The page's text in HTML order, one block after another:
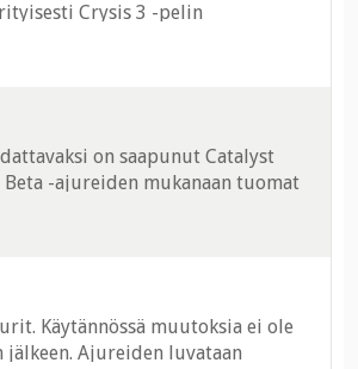
Crysis 3 -pelin
on saapunut Catalyst
-ajureiden mukanaan tuomat
Käytännössä muutoksia ei ole
Ajureiden luvataan